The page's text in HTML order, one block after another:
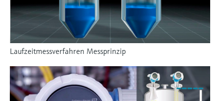
Laufzeitmessverfahren Messprinzip